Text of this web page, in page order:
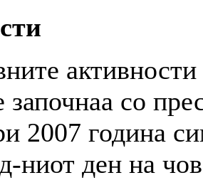
активности
започнаа со
2007 година
ниот ден на